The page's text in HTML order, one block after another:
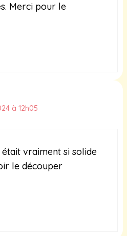
Merci pour le
à 12h05
vraiment si solide
le découper